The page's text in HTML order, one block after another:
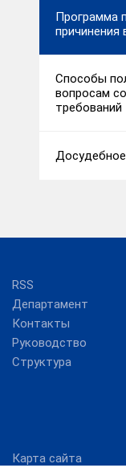
Программа
причинения
Способы
вопросам
требований
RSS
Департамент
Контакты
Руководство
Структура
Карта сайта